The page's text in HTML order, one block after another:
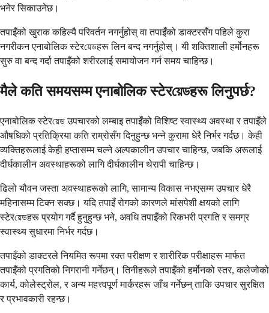
भनेर सिकाउनेछ।
तपाइँको खुराक कहिल्यै परिवर्तन नगर्नुहोस् वा तपाइँको डाक्टरसँग पहिले कुरा
नगरीकन एनाबोलिक स्टेरয়েডहरू लिन बन्द नगर्नुहोस्। यी शक्तिशाली हर्मोनहरू
सुरु वा बन्द गर्दा तपाइँको शरीरलाई समायोजन गर्न समय चाहिन्छ।
मैले कति समयसम्म एनाबोलिक स्टेरয়েডहरू लिनुपर्छ?
एनाबोलिक स्टेरয়েড उपचारको लम्बाइ तपाइँको विशिष्ट स्वास्थ्य अवस्था र तपाइँले
औषधिको प्रतिक्रिया कति राम्रोसँग दिनुहुन्छ भन्ने कुरामा धेरै निर्भर गर्दछ। केही
व्यक्तिहरूलाई केही हप्तासम्म चल्ने अल्पकालीन उपचार चाहिन्छ, जबकि अरूलाई
दीर्घकालीन अवस्थाहरूको लागि दीर्घकालीन थेरापी चाहिन्छ।
ढिलो यौवन जस्ता अवस्थाहरूको लागि, सामान्य विकास नभएसम्म उपचार धेरै
महिनासम्म टिक्न सक्छ। यदि तपाइँ रोगको कारणले मांसपेशी क्षयको लागि
स्टेरয়েডहरू प्रयोग गर्दै हुनुहुन्छ भने, अवधि तपाइँको रिकभरी प्रगति र समग्र
स्वास्थ्य सुधारमा निर्भर गर्दछ।
तपाइँको डाक्टरले नियमित रूपमा रक्त परीक्षण र शारीरिक परीक्षाहरू मार्फत
तपाइँको प्रगतिको निगरानी गर्नेछन्। तिनीहरूले तपाइँको हर्मोनको स्तर, कलेजोको
कार्य, कोलेस्ट्रोल, र अन्य महत्त्वपूर्ण मार्करहरू जाँच गर्नेछन् ताकि उपचार सुरक्षित
र प्रभावकारी रहन्छ।